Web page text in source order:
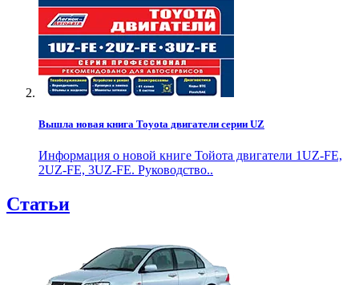
Вышла новая книга Toyota двигатели серии UZ
Информация о новой книге Тойота двигатели 1UZ-FE,
2UZ-FE, 3UZ-FE. Руководство..
Статьи